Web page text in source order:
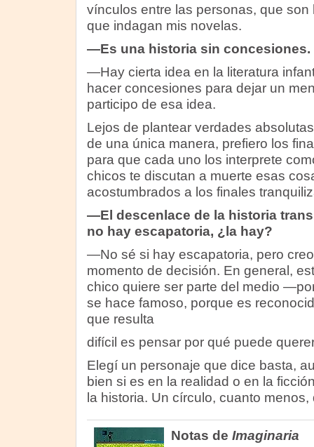
vínculos entre las personas, que son
que indagan mis novelas.
—Es una historia sin concesiones.
—Hay cierta idea en la literatura
hacer concesiones para dejar un
participo de esa idea.
Lejos de plantear verdades
de una única manera, prefiero los
para que cada uno los interprete
chicos te discutan a muerte esas
acostumbrados a los finales
—El descenlace de la historia
no hay escapatoria, ¿la hay?
—No sé si hay escapatoria, pero
momento de decisión. En general,
chico quiere ser parte del medio
se hace famoso, porque es
que resulta
difícil es pensar por qué puede
Elegí un personaje que dice basta,
bien si es en la realidad o en la
la historia. Un círculo, cuanto menos,
Notas de Imaginaria